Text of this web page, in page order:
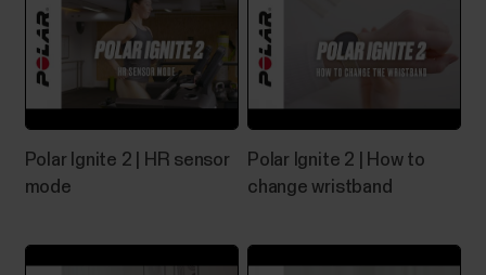
Polar Ignite 2 | HR sensor
mode
Polar Ignite 2 | How to
change wristband